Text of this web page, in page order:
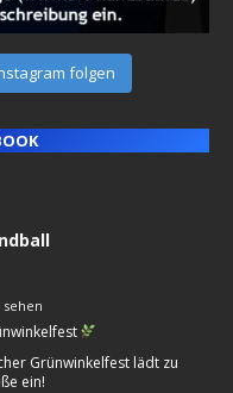
folgen
Grünwinkelfest lädt zu
ein!